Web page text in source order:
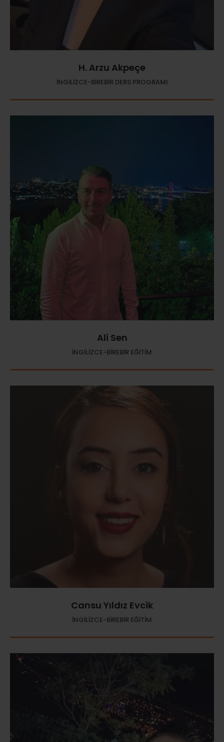
H. Arzu Akpeçe
İNGİLİZCE-BİREBİR DERS PROGRAMI
Ali Sen
İNGİLİZCE-BİREBİR EĞİTİM
Cansu Yıldız Evcik
İNGİLİZCE-BİREBİR EĞİTİM